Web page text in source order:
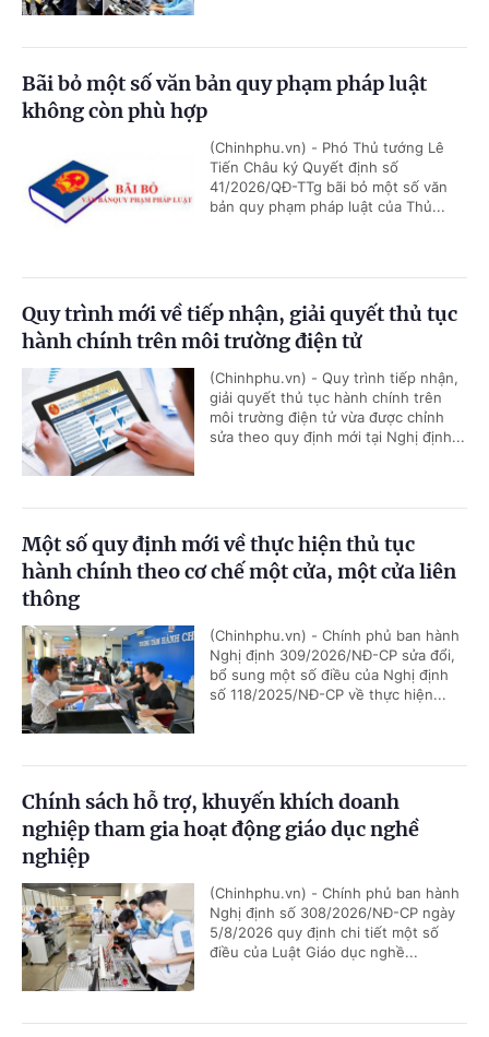
Bãi bỏ một số văn bản quy phạm pháp luật
không còn phù hợp
(Chinhphu.vn) - Phó Thủ tướng Lê
Tiến Châu ký Quyết định số
41/2026/QĐ-TTg bãi bỏ một số văn
bản quy phạm pháp luật của Thủ...
Quy trình mới về tiếp nhận, giải quyết thủ tục
hành chính trên môi trường điện tử
(Chinhphu.vn) - Quy trình tiếp nhận,
giải quyết thủ tục hành chính trên
môi trường điện tử vừa được chỉnh
sửa theo quy định mới tại Nghị định...
Một số quy định mới về thực hiện thủ tục
hành chính theo cơ chế một cửa, một cửa liên
thông
(Chinhphu.vn) - Chính phủ ban hành
Nghị định 309/2026/NĐ-CP sửa đổi,
bổ sung một số điều của Nghị định
số 118/2025/NĐ-CP về thực hiện...
Chính sách hỗ trợ, khuyến khích doanh
nghiệp tham gia hoạt động giáo dục nghề
nghiệp
(Chinhphu.vn) - Chính phủ ban hành
Nghị định số 308/2026/NĐ-CP ngày
5/8/2026 quy định chi tiết một số
điều của Luật Giáo dục nghề...